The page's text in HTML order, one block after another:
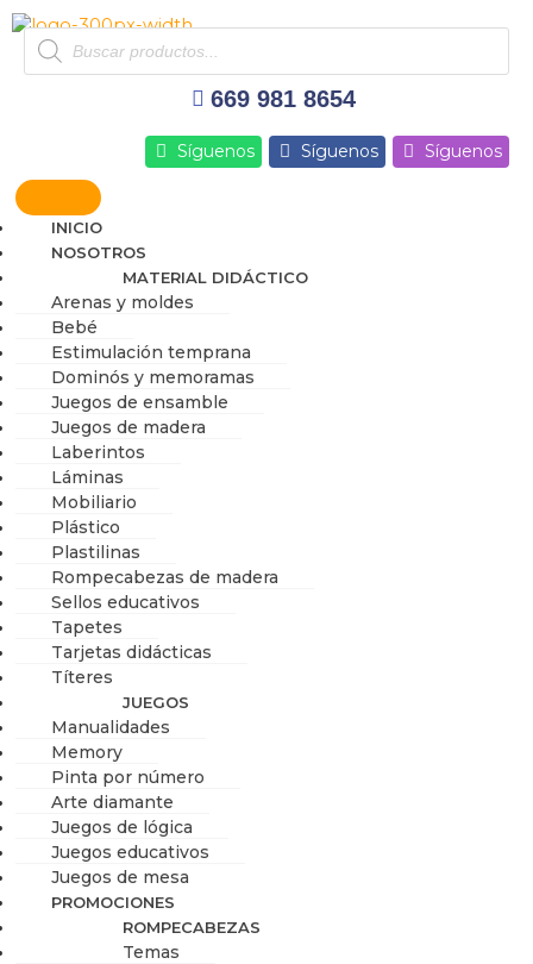
al
contenido
Products
search
669 981 8654
Síguenos Síguenos Síguenos
INICIO
NOSOTROS
MATERIAL DIDÁCTICO
Arenas y moldes
Bebé
Estimulación temprana
Dominós y memoramas
Juegos de ensamble
Juegos de madera
Laberintos
Láminas
Mobiliario
Plástico
Plastilinas
Rompecabezas de madera
Sellos educativos
Tapetes
Tarjetas didácticas
Títeres
JUEGOS
Manualidades
Memory
Pinta por número
Arte diamante
Juegos de lógica
Juegos educativos
Juegos de mesa
PROMOCIONES
ROMPECABEZAS
Temas